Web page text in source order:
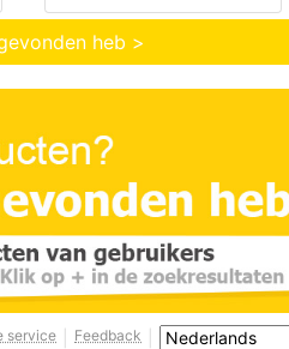
heb >
service Feedback